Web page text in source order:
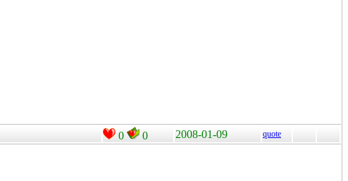
0 0 2008-01-09 quote